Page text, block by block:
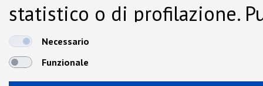
statistico o di profilazione.
dalla Cookie Policy.
Necessario
Funzionale